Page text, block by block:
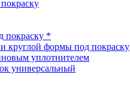
*
формы под покраску
уплотнителем
универсальный